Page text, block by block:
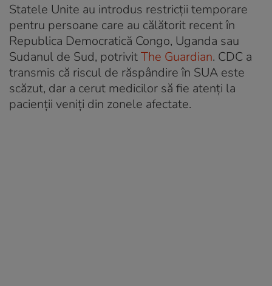
Statele Unite au introdus restricții temporare
pentru persoane care au călătorit recent în
Republica Democratică Congo, Uganda sau
Sudanul de Sud, potrivitThe Guardian. CDC a
transmis că riscul de răspândire în SUA este
scăzut, dar a cerut medicilor să fie atenți la
pacienții veniți din zonele afectate.